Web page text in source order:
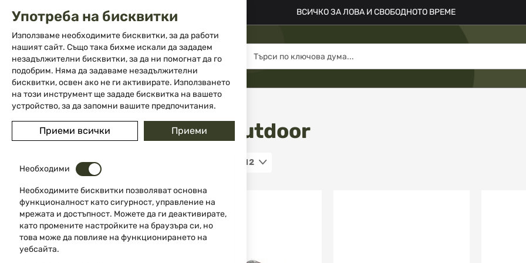
02 983 5014 office@isd-bg.com
Прескачане
съдържанието
ВСИЧКО ЗА ЛОВА И СВОБОДНОТО ВРЕМЕ
МЕНЮ
Начало
Fox Outdoor
12
ЦЕНА
5,00 €
ЦВЯТ
Сив 3
Употреба на бисквитки
Използваме необходимите бисквитки, за да работи
нашият сайт. Също така бихме искали да зададем
незадължителни бисквитки, за да ни помогнат да го
подобрим. Няма да задаваме незадължителни
бисквитки, освен ако не ги активирате. Използването
на този инструмент ще зададе бисквитка на вашето
устройство, за да запомни вашите предпочитания.
Приеми всички Приеми
Необходими
Необходимите бисквитки позволяват основна
функционалност като сигурност, управление на
мрежата и достъпност. Можете да ги деактивирате,
като промените настройките на браузъра си, но
това може да повлияе на функционирането на
уебсайта.